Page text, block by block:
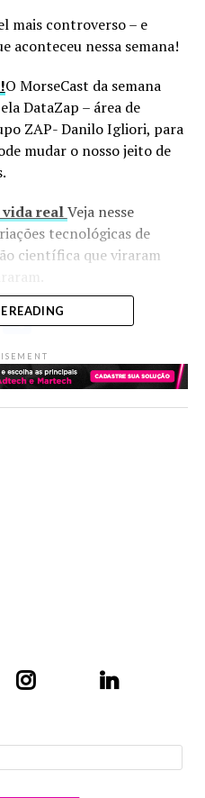
mais controverso – e
aconteceu nessa semana!
O MorseCast da semana
DataZap – área de
ZAP- Danilo Igliori, para
mudar o nosso jeito de
realVeja nesse
tecnológicas de
científica que viraram
Share
READING